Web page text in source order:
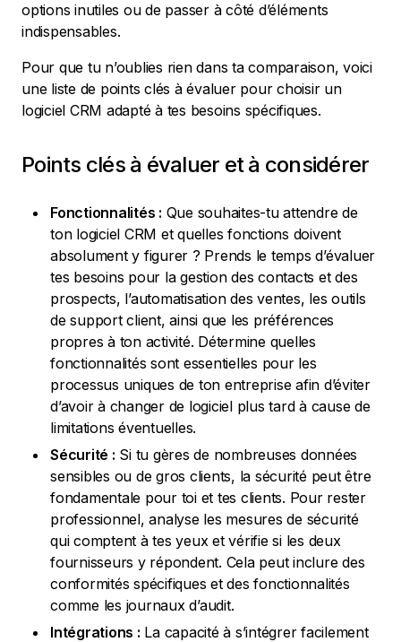
options inutiles ou de passer à côté d’éléments
indispensables.
Pour que tu n’oublies rien dans ta comparaison, voici
une liste de points clés à évaluer pour choisir un
logiciel CRM adapté à tes besoins spécifiques.
Points clés à évaluer et à considérer
Fonctionnalités : Que souhaites-tu attendre de
ton logiciel CRM et quelles fonctions doivent
absolument y figurer ? Prends le temps d’évaluer
tes besoins pour la gestion des contacts et des
prospects, l’automatisation des ventes, les outils
de support client, ainsi que les préférences
propres à ton activité. Détermine quelles
fonctionnalités sont essentielles pour les
processus uniques de ton entreprise afin d’éviter
d’avoir à changer de logiciel plus tard à cause de
limitations éventuelles.
Sécurité : Si tu gères de nombreuses données
sensibles ou de gros clients, la sécurité peut être
fondamentale pour toi et tes clients. Pour rester
professionnel, analyse les mesures de sécurité
qui comptent à tes yeux et vérifie si les deux
fournisseurs y répondent. Cela peut inclure des
conformités spécifiques et des fonctionnalités
comme les journaux d’audit.
Intégrations : La capacité à s’intégrer facilement